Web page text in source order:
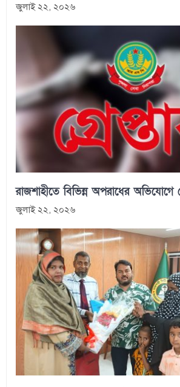
জুলাই ২২, ২০২৬
রাজশাহীতে বিভিন্ন অপরাধের অভিযোগে
জুলাই ২২, ২০২৬